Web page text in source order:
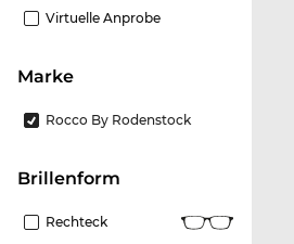
Virtuelle Anprobe
Marke
Rocco By Rodenstock
Brillenform
Rechteck